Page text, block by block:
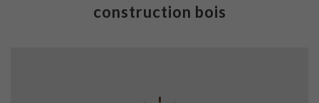
construction bois